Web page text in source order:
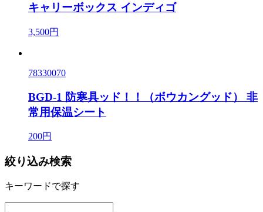
キャリーボックス インディゴ
3,500円
78330070
BGD-1 防寒具ッド！！（ボウカングッド） 非
常用保温シート
200円
絞り込み検索
キーワードで探す